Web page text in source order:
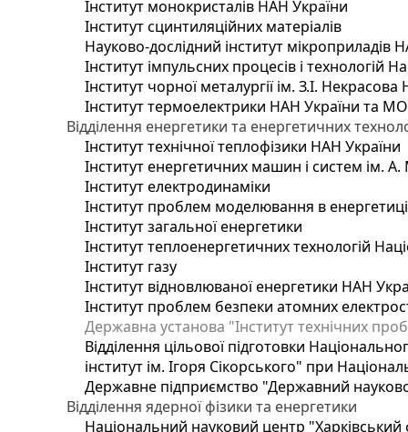
Інститут монокристалів НАН України
Інститут сцинтиляційних матеріалів
Науково-дослідний інститут мікроприладів
Інститут імпульсних процесів і технологій
Інститут чорної металургії ім. З.І.
Інститут термоелектрики НАН України та
Відділення енергетики та енергетичних
Інститут технічної теплофізики НАН України
Інститут енергетичних машин і систем ім.
Інститут електродинаміки
Інститут проблем моделювання в
Інститут загальної енергетики
Інститут теплоенергетичних технологій
Інститут газу
Інститут відновлюваної енергетики НАН
Інститут проблем безпеки атомних
Державна установа "Інститут технічних
Відділення цільової підготовки
інститут ім. Ігоря Сікорського" при
Державне підприємство "Державний
Відділення ядерної фізики та енергетики
Національний науковий центр "Харківський